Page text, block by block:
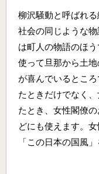
柳沢騒動と呼ばれ
社会の同じような
は町人の物語のほ
使って旦那から土
が喜んでいるとこ
たときだけでなく
たとき、女性閣僚
どにも使えます。
「この日本の国風